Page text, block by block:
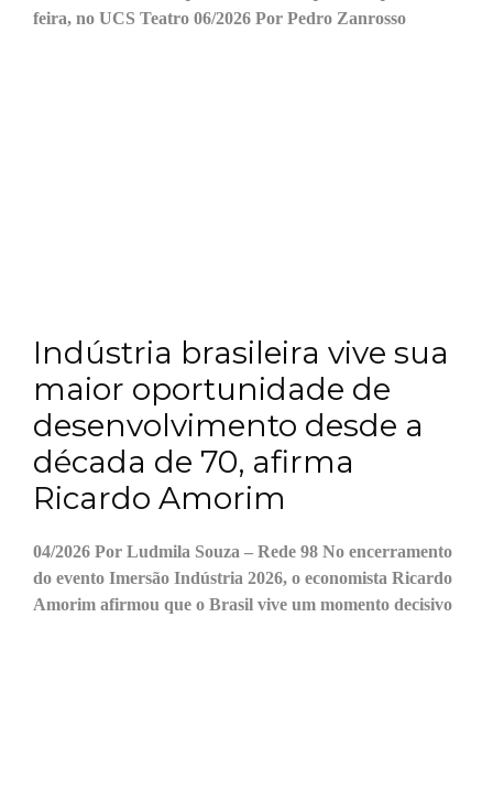
feira, no UCS Teatro 06/2026 Por Pedro Zanrosso
Indústria brasileira vive sua
maior oportunidade de
desenvolvimento desde a
década de 70, afirma
Ricardo Amorim
04/2026 Por Ludmila Souza – Rede 98 No encerramento
do evento Imersão Indústria 2026, o economista Ricardo
Amorim afirmou que o Brasil vive um momento decisivo